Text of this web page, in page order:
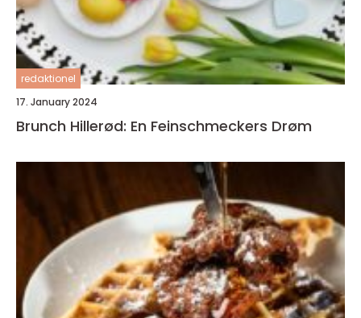
redaktionel
17. January 2024
Brunch Hillerød: En Feinschmeckers Drøm